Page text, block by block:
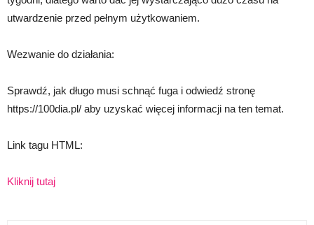
utwardzenie przed pełnym użytkowaniem.
Wezwanie do działania:
Sprawdź, jak długo musi schnąć fuga i odwiedź stronę
https://100dia.pl/ aby uzyskać więcej informacji na ten temat.
Link tagu HTML:
Kliknij tutaj